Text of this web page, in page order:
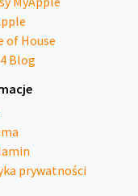
of House
Blog
prywatności